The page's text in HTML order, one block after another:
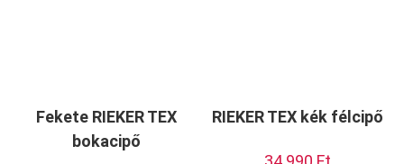
Fekete RIEKER TEX
bokacipő
RIEKER TEX kék félcipő